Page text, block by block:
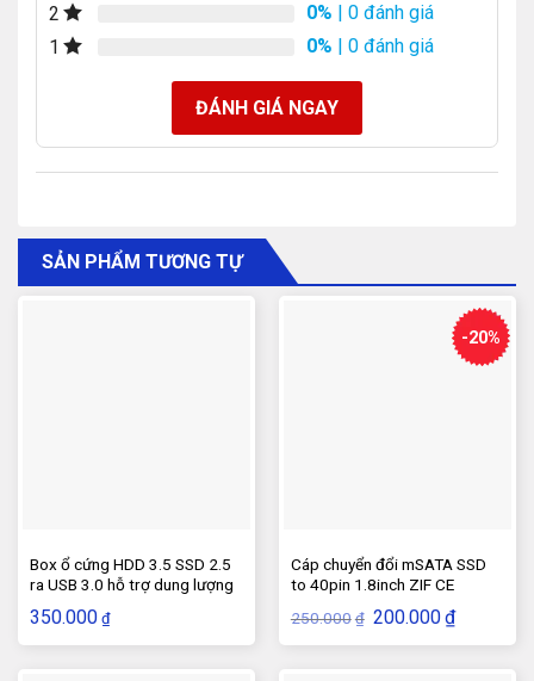
2
0% | 0 đánh giá
1
0% | 0 đánh giá
ĐÁNH GIÁ NGAY
SẢN PHẨM TƯƠNG TỰ
Box ổ cứng HDD 3.5 SSD 2.5
ra USB 3.0 hỗ trợ dung lượng
16TB
350.000 ₫
-20%
Cáp chuyển đổi mSATA SSD
to 40pin 1.8inch ZIF CE
250.000 ₫ Giá
gốc
là:
200.000₫Giá
hiện
tại